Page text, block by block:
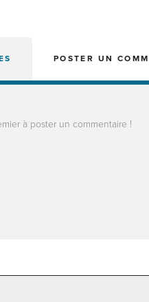
POSTER UN
à poster un commentaire !